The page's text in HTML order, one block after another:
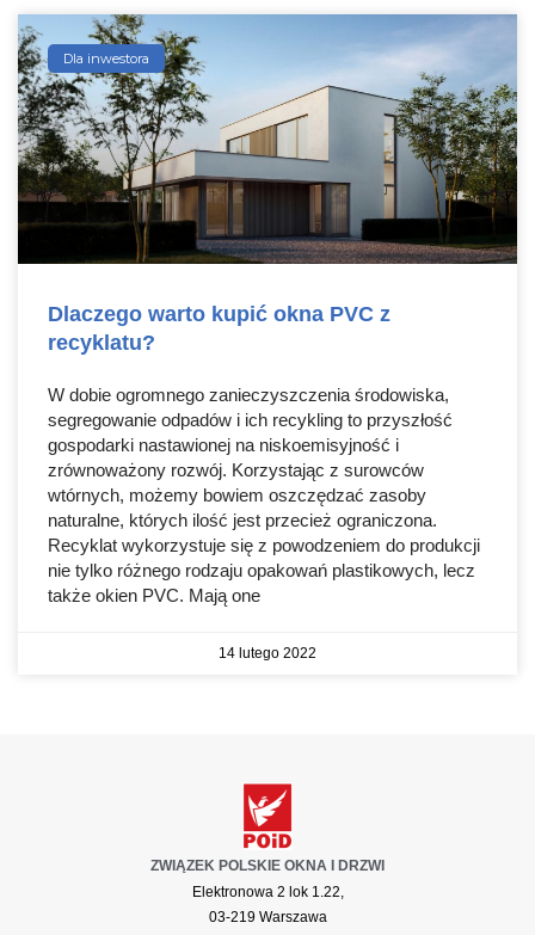
Dla inwestora
Dlaczego warto kupić okna PVC z
recyklatu?
W dobie ogromnego zanieczyszczenia środowiska,
segregowanie odpadów i ich recykling to przyszłość
gospodarki nastawionej na niskoemisyjność i
zrównoważony rozwój. Korzystając z surowców
wtórnych, możemy bowiem oszczędzać zasoby
naturalne, których ilość jest przecież ograniczona.
Recyklat wykorzystuje się z powodzeniem do produkcji
nie tylko różnego rodzaju opakowań plastikowych, lecz
także okien PVC. Mają one
14 lutego 2022
ZWIĄZEK POLSKIE OKNA I DRZWI
Elektronowa 2 lok 1.22,
03-219 Warszawa